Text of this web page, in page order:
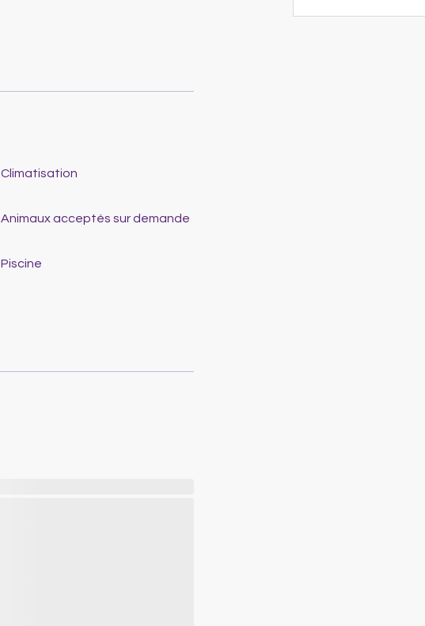
Climatisation
Animaux acceptés sur demande
Piscine